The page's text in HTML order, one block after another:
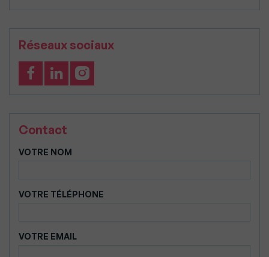
Réseaux sociaux
Contact
VOTRE NOM
VOTRE TÉLÉPHONE
VOTRE EMAIL